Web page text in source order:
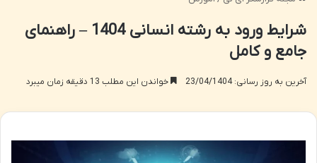
شرایط ورود به رشته انسانی 1404 – راهنمای
جامع و کامل
آخرین به روز رسانی: 23/04/1404 خواندن این مطلب 13 دقیقه زمان میبرد